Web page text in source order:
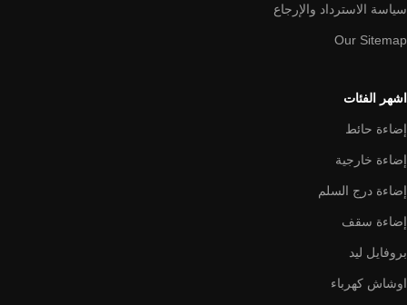
سياسة الاسترداد والإرجاع
Our Sitemap
اشهر الفئات
إضاءة حائط
إضاءة خارجية
إضاءة درج السلم
إضاءة سقف
بروفايل ليد
اوشاش كهرباء